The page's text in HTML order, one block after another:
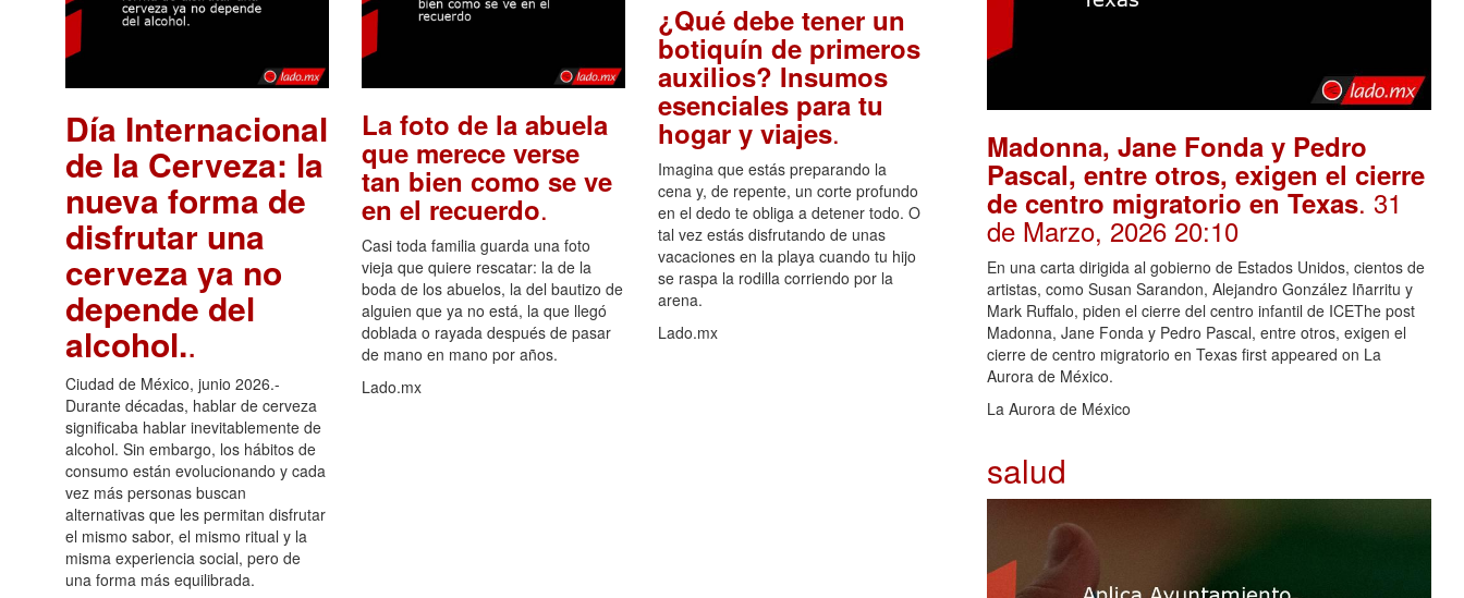
Día Internacional
de la Cerveza: la
nueva forma de
disfrutar una
cerveza ya no
depende del
alcohol..
Ciudad de México, junio 2026.-
Durante décadas, hablar de cerveza
significaba hablar inevitablemente de
alcohol. Sin embargo, los hábitos de
consumo están evolucionando y cada
vez más personas buscan
alternativas que les permitan disfrutar
el mismo sabor, el mismo ritual y la
misma experiencia social, pero de
una forma más equilibrada.
La foto de la abuela
que merece verse
tan bien como se ve
en el recuerdo.
Casi toda familia guarda una foto
vieja que quiere rescatar: la de la
boda de los abuelos, la del bautizo de
alguien que ya no está, la que llegó
doblada o rayada después de pasar
de mano en mano por años.
Lado.mx
¿Qué debe tener un
botiquín de primeros
auxilios? Insumos
esenciales para tu
hogar y viajes.
Imagina que estás preparando la
cena y, de repente, un corte profundo
en el dedo te obliga a detener todo. O
tal vez estás disfrutando de unas
vacaciones en la playa cuando tu hijo
se raspa la rodilla corriendo por la
arena.
Lado.mx
Madonna, Jane Fonda y Pedro
Pascal, entre otros, exigen el cierre
de centro migratorio en Texas. 31
de Marzo, 2026 20:10
En una carta dirigida al gobierno de Estados Unidos, cientos de
artistas, como Susan Sarandon, Alejandro González Iñarritu y
Mark Ruffalo, piden el cierre del centro infantil de ICEThe post
Madonna, Jane Fonda y Pedro Pascal, entre otros, exigen el
cierre de centro migratorio en Texas first appeared on La
Aurora de México.
La Aurora de México
salud